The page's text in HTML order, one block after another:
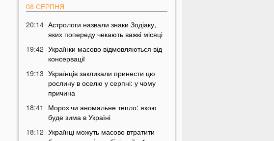
08 СЕРПНЯ
20:14 Астрологи назвали знаки Зодіаку,
яких попереду чекають важкі місяці
19:42 Українки масово відмовляються від
консервації
19:13 Українців закликали принести цю
рослину в оселю у серпні: у чому
причина
18:41
Мороз чи аномальне тепло: якою
буде зима в Україні
18:12 Українці можуть масово втратити